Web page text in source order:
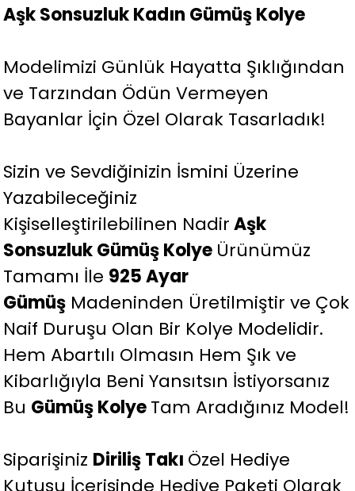
Aşk Sonsuzluk Kadın Gümüş Kolye
Modelimizi Günlük Hayatta Şıklığından
ve Tarzından Ödün Vermeyen
Bayanlar İçin Özel Olarak Tasarladık!
Sizin ve Sevdiğinizin İsmini Üzerine
Yazabileceğiniz
Kişiselleştirilebilinen NadirAşk
Sonsuzluk Gümüş Kolye Ürünümüz
Tamamı İle 925 Ayar
Gümüş Madeninden Üretilmiştir ve Çok
Naif Duruşu Olan Bir Kolye Modelidir.
Hem Abartılı Olmasın Hem Şık ve
Kibarlığıyla Beni Yansıtsın İstiyorsanız
Bu Gümüş KolyeTam Aradığınız Model!
Siparişiniz Diriliş Takı Özel Hediye
Kutusu İçerisinde Hediye Paketi Olarak